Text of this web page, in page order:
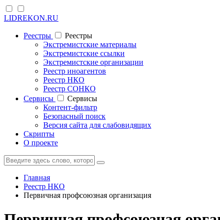
LIDREKON.RU
Реестры
Реестры
Экстремистские материалы
Экстремистские ссылки
Экстремистские организации
Реестр иноагентов
Реестр НКО
Реестр СОНКО
Cервисы
Cервисы
Контент-фильтр
Безопасный поиск
Версия сайта для слабовидящих
Скрипты
О проекте
Главная
Реестр НКО
Первичная профсоюзная организация